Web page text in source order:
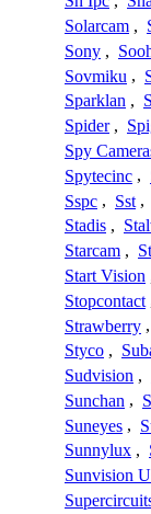
Solarcam ,
Sony ,
Sovmiku ,
Sparklan ,
Spider ,
Spy
Spytecinc ,
Sspc , Sst ,
Stadis ,
Starcam ,
Start Vision
Stopcontact
Strawberry ,
Styco ,
Sudvision ,
Sunchan ,
Suneyes ,
Sunnylux ,
Sunvision